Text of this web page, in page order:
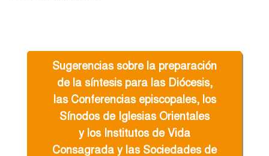
Sugerencias sobre la preparación
de la síntesis para las Diócesis,
las Conferencias episcopales, los
Sínodos de Iglesias Orientales
y los Institutos de Vida
Consagrada y las Sociedades de